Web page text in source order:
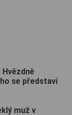
se představí
muž v